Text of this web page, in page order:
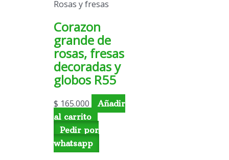
Rosas y fresas
Corazon
grande de
rosas, fresas
decoradas y
globos R55
$ 165.000
Añadir
al carrito
Pedir por
whatsapp